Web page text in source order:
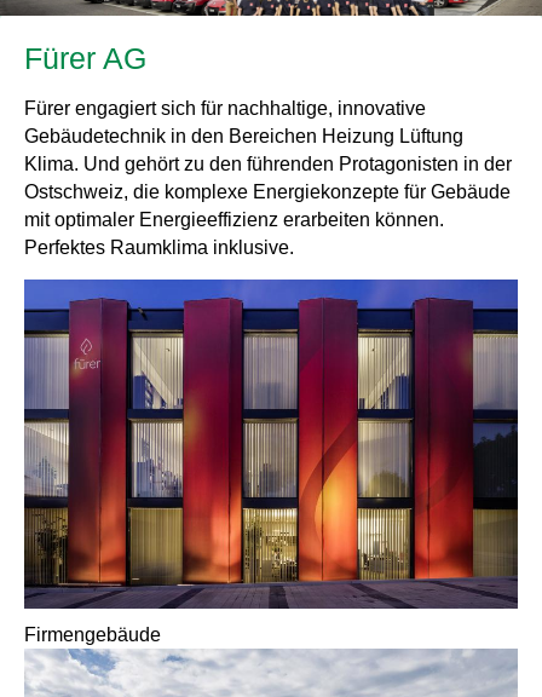
Fürer AG
Fürer engagiert sich für nachhaltige, innovative
Gebäudetechnik in den Bereichen Heizung Lüftung
Klima. Und gehört zu den führenden Protagonisten in der
Ostschweiz, die komplexe Energiekonzepte für Gebäude
mit optimaler Energieeffizienz erarbeiten können.
Perfektes Raumklima inklusive.
Firmengebäude